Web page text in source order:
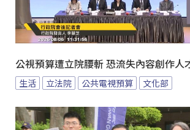
公視預算遭立院腰斬 恐流失內容創作人
生活 立法院 公共電視預算 文化部